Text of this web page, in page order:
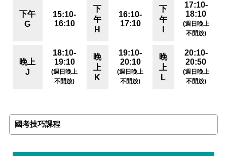
下午
G
15:10-
16:10
下
午
H
16:10-
17:10
下
午
17:10-
18:10
(週日晚上
不開放)
晚上
J
18:10-
19:10
(週日晚上
不開放)
晚
上
K
19:10-
20:10
(週日晚上
不開放)
晚
上
L
20:10-
20:50
(週日晚上
不開放)
國考技巧課程